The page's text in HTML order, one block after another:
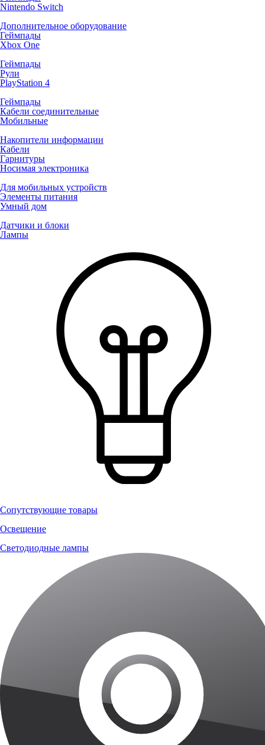
Nintendo Switch
Дополнительное оборудование
Геймпады
Xbox One
Геймпады
Рули
PlayStation 4
Геймпады
Кабели соединительные
Мобильные
Накопители информации
Кабели
Гарнитуры
Носимая электроника
Для мобильных устройств
Элементы питания
Умный дом
Датчики и блоки
Лампы
Сопутствующие товары
Освещение
Светодиодные лампы